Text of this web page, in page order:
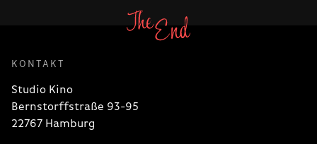
KONTAKT
Studio Kino
Bernstorffstraße 93-95
22767 Hamburg